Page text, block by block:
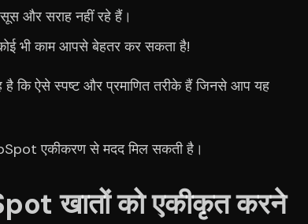
और सराह नहीं रहे हैं।
भी काम आपसे बेहतर कर सकता है!
कि ऐसे स्पष्ट और प्रमाणित तरीके हैं जिनसे आप यह
एकीकरण से मदद मिल सकती है।
खातों को एकीकृत करने